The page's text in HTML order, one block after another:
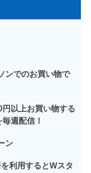
ンでのお買い物で
円以上お買い物する
週配信！
ン
利用するとWスタ